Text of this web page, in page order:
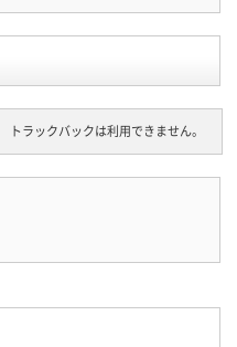
トラックバックは利用できません。